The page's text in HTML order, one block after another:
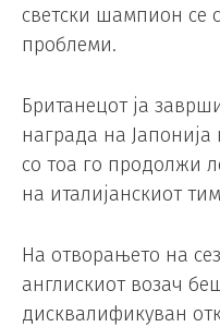
светски шампион се
проблеми.
Британецот ја
награда на
со тоа го продолжи
на италијанскиот
На отворањето на
англискиот возач
дисквалификуван